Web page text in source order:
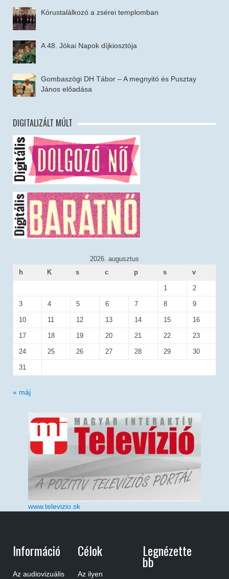
Kórustalálkozó a zsérei templomban
A 48. Jókai Napok díjkiosztója
Gombaszögi DH Tábor – A megnyitó és Pusztay
János előadása
DIGITALIZÁLT MÚLT
2026. augusztus
h
K s c p s v
1 2
3 4 5 6 7 8 9
10 11 12 13 14 15 16
17 18 19 20 21 22 23
24 25 26 27 28 29 30
31
« máj
www.televizio.sk
Információ
Az audiovizuális
Célok
Az ilyen
Legnézette
Bb